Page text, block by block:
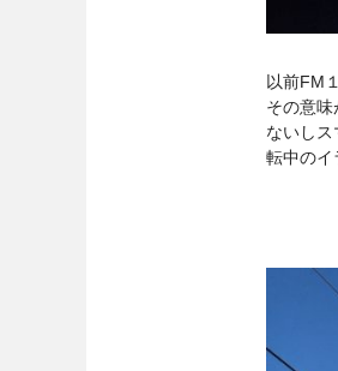
以前FM
その意
ないし
転中のイ